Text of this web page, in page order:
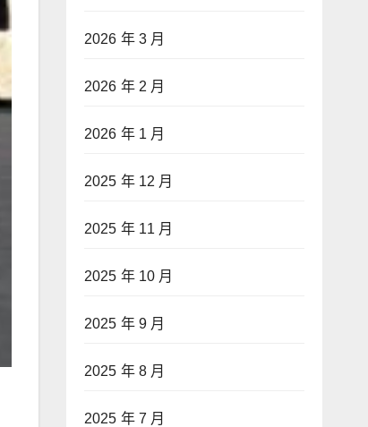
2026 年 3 月
2026 年 2 月
2026 年 1 月
2025 年 12 月
2025 年 11 月
2025 年 10 月
2025 年 9 月
2025 年 8 月
2025 年 7 月